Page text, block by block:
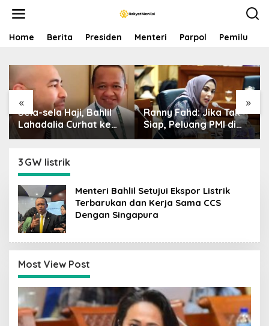
Home Berita Presiden Menteri Parpol Pemilu
« »
Sela-sela Haji, Bahlil
Lahadalia Curhat ke
Raffi Ahmad: Saya
Pencipta Lagu MBG,
Ajak Makan
Ranny Fahd: Jika Tak
Siap, Peluang PMI di
Jepang Bisa Jadi
3 GW listrik
Menteri Bahlil Setujui Ekspor Listrik
Terbarukan dan Kerja Sama CCS
Dengan Singapura
Most View Post